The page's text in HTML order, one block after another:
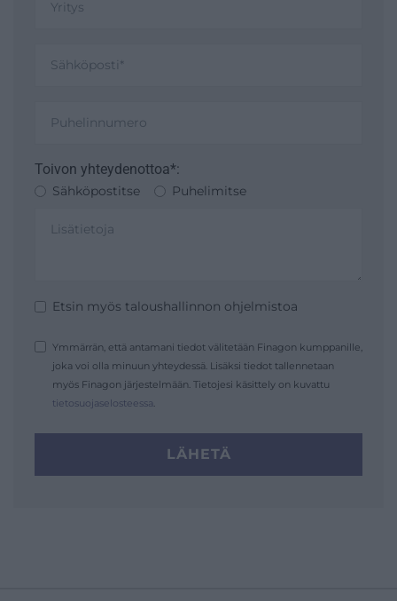
Toivon yhteydenottoa*:
Sähköpostitse Puhelimitse
Etsin myös taloushallinnon ohjelmistoa
Ymmärrän, että antamani tiedot välitetään Finagon kumppanille,
joka voi olla minuun yhteydessä. Lisäksi tiedot tallennetaan
myös Finagon järjestelmään. Tietojesi käsittely on kuvattu
tietosuojaselosteessa .
LÄHETÄ